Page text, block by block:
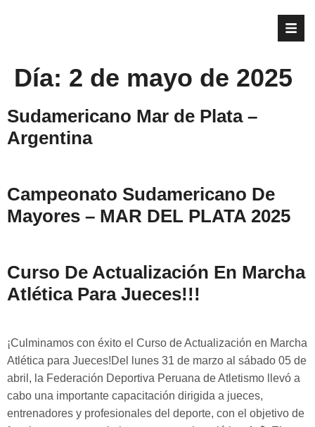
Día: 2 de mayo de 2025
Sudamericano Mar de Plata –
Argentina
Campeonato Sudamericano De
Mayores – MAR DEL PLATA 2025
Curso De Actualización En Marcha
Atlética Para Jueces!!!
¡Culminamos con éxito el Curso de Actualización en Marcha
Atlética para Jueces!Del lunes 31 de marzo al sábado 05 de
abril, la Federación Deportiva Peruana de Atletismo llevó a
cabo una importante capacitación dirigida a jueces,
entrenadores y profesionales del deporte, con el objetivo de